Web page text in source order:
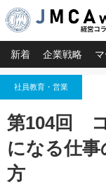
新着 企業戦略
社員教育・営業
第104回
になる仕
方